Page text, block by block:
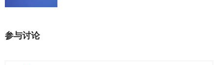
参与讨论